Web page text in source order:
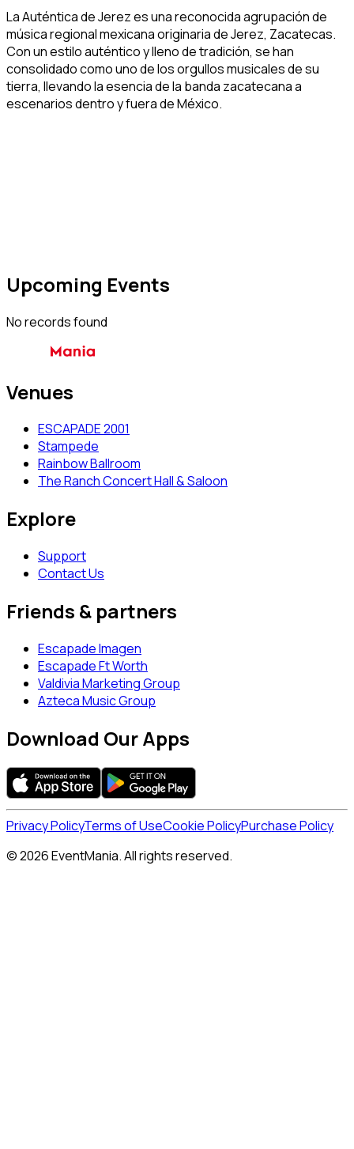
La Auténtica de Jerez es una reconocida agrupación de
música regional mexicana originaria de Jerez, Zacatecas.
Con un estilo auténtico y lleno de tradición, se han
consolidado como uno de los orgullos musicales de su
tierra, llevando la esencia de la banda zacatecana a
escenarios dentro y fuera de México.
Upcoming Events
No records found
Venues
ESCAPADE 2001
Stampede
Rainbow Ballroom
The Ranch Concert Hall & Saloon
Explore
Support
Contact Us
Friends & partners
Escapade Imagen
Escapade Ft Worth
Valdivia Marketing Group
Azteca Music Group
Download Our Apps
Privacy PolicyTerms of UseCookie PolicyPurchase Policy
© 2026 EventMania. All rights reserved.